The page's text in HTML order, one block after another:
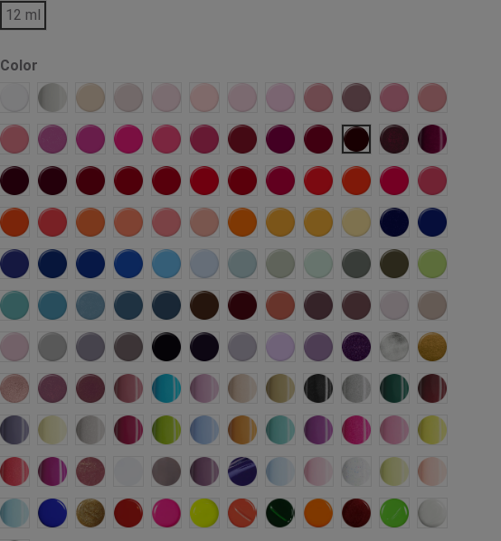
12 ml
Color
Alaska
Carrara Praga Monaco Paris Budelli Aruba BahamasTokio ToulouseMaui Colorado
Marsala Gandia JamaicaHitachi Algarve Kotor BarbadosVarsoviaMalaga Ginebra Bolonia Agra
BorgoñaJerte Oslo Copacabana
Osaka CoachellaTahiti Onil CarcassoneMarrakech
Malibu Bali
Nepal SalomonJaipur Uluru Malta Barcelona
Phuket Costa Rica
Cancun Hawaii Seul Vancouver
ToscanaSkagen Cuowomo
Azores MikonosMadrid MenorcaTarifa Samoa Aspen Amazonas
Lima
MarbellaBora BoraFerrol PalawanVerzaskaKumasi Shangai Petra Masai MaraSerengueti
Parma Zarautz
Moscu LondresAstana Everest New YorkBrightonSitges MarsellaProvenzaBeira BangaloreMyanmar
BombayDubai Fresno Catania Curazao Dakar Gyza Kyoto Las Vegas
Manila Monteverde
Napoles
Ontario Pekin Taj MahalTripoli Tulum Tunez ValenciaGuinea KampalaLa Habana
Florida Hanoi
CanariasCaracasRiad Atenas Nome Cracovia
Nuuk Corfu Sakura Uyuni Fiyi
Belice BermudasBudapestEstocolmo
Haiti Ibiza JaliscoLisboa Malabo Manhattan
Sidney